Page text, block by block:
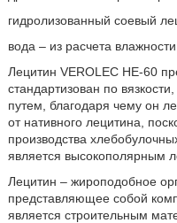
гидролизованный соевый
вода – из расчета
Лецитин VEROLEC HE-60
стандартизован по
путем, благодаря чему он
от нативного лецитина,
производства
является высокополярным
Лецитин – жироподобное
представляющее собой
является строительным